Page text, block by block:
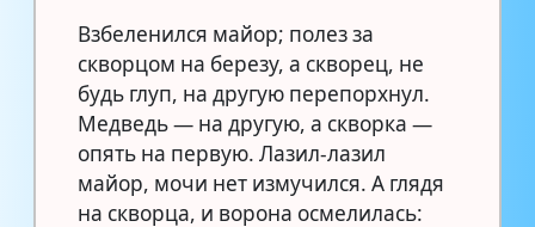
Взбеленился майор; полез за
скворцом на березу, а скворец, не
будь глуп, на другую перепорхнул.
Медведь — на другую, а скворка —
опять на первую. Лазил-лазил
майор, мочи нет измучился. А глядя
на скворца, и ворона осмелилась: